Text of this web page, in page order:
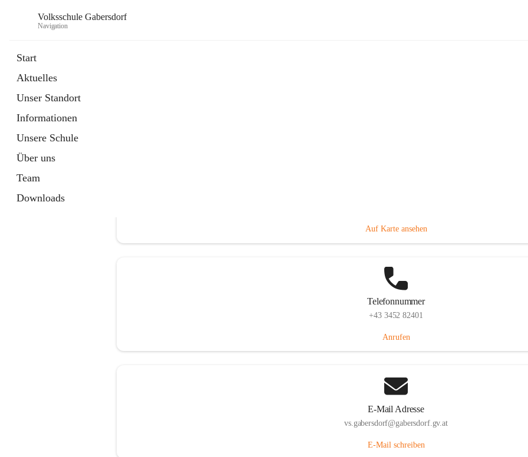
Volksschule Gabersdorf
Navigation
Start
Aktuelles
Unser Standort
Informationen
Unsere Schule
Über uns
Team
Downloads
Auf Karte ansehen
Telefonnummer
+43 3452 82401
Anrufen
E-Mail Adresse
vs.gabersdorf@gabersdorf.gv.at
E-Mail schreiben